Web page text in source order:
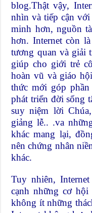
blog.Thật vậy,
nhìn và tiếp cận
minh hơn, nguồn
hơn. Internet còn
tương quan và giải
giúp cho giới trẻ
hoàn vũ và giáo
thức mới góp
phát triển đời sống
suy niệm lời
giảng lễ.. .va
khác mang lại,
nên chứng nhân
khác.
Tuy nhiên,
cạnh những cơ
không ít những